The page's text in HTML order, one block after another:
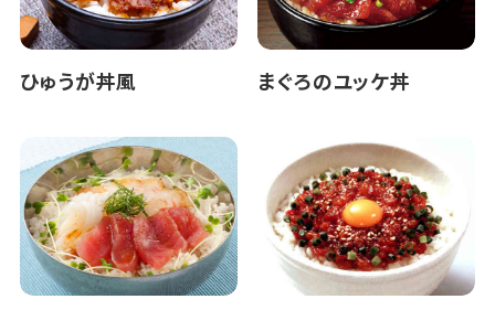
ひゅうが丼風 まぐろのユッケ丼